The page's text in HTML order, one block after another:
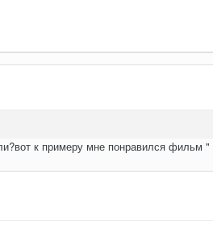
к примеру мне понравился фильм